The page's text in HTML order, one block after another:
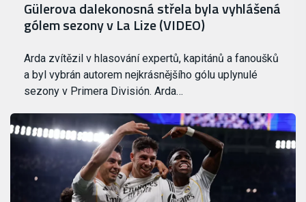
Gülerova dalekonosná střela byla vyhlášená
gólem sezony v La Lize (VIDEO)
Arda zvítězil v hlasování expertů, kapitánů a fanoušků
a byl vybrán autorem nejkrásnějšího gólu uplynulé
sezony v Primera División. Arda…